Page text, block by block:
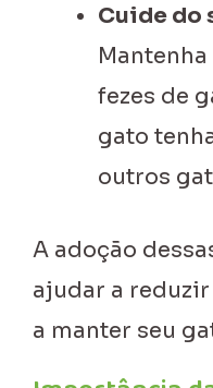
Cuide do
fezes de
gato
outros
A adoção
ajudar a
a manter seu